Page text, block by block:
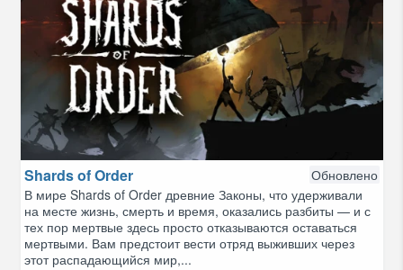
Shards of Order
Обновлено
В мире Shards of Order древние Законы, что удерживали
на месте жизнь, смерть и время, оказались разбиты — и с
тех пор мертвые здесь просто отказываются оставаться
мертвыми. Вам предстоит вести отряд выживших через
этот распадающийся мир,...